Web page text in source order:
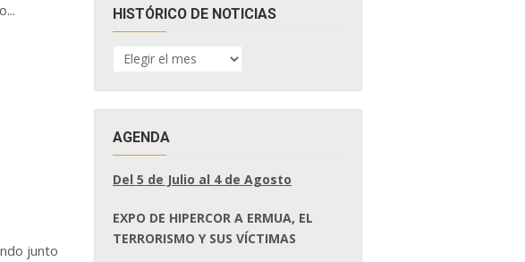
junto
HISTÓRICO DE NOTICIAS
HISTÓRICO
DE
AGENDA
Del 5 de Julio al 4 de Agosto
EXPO DE HIPERCOR A ERMUA, EL
TERRORISMO Y SUS VÍCTIMAS